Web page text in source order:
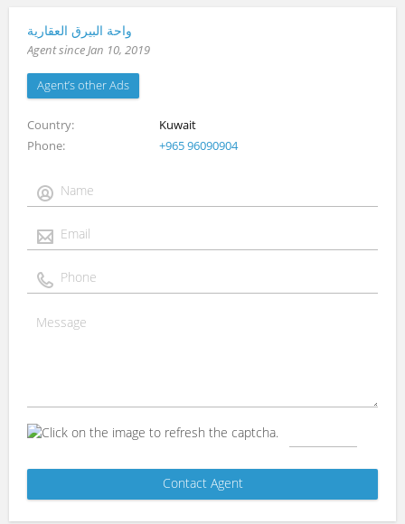
واحة البيرق العقارية
Agent since Jan 10, 2019
Agent’s other Ads
Country
Kuwait
Phone
+965 96090904